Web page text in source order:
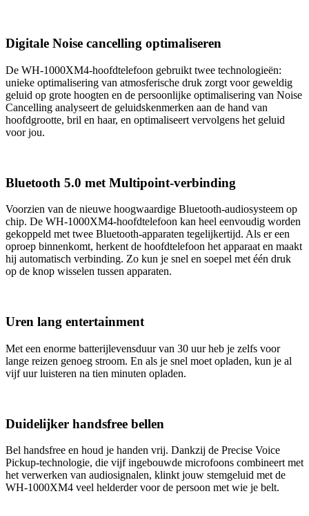
Digitale Noise cancelling optimaliseren
De WH-1000XM4-hoofdtelefoon gebruikt twee technologieën:
unieke optimalisering van atmosferische druk zorgt voor geweldig
geluid op grote hoogten en de persoonlijke optimalisering van Noise
Cancelling analyseert de geluidskenmerken aan de hand van
hoofdgrootte, bril en haar, en optimaliseert vervolgens het geluid
voor jou.
Bluetooth 5.0 met Multipoint-verbinding
Voorzien van de nieuwe hoogwaardige Bluetooth-audiosysteem op
chip. De WH-1000XM4-hoofdtelefoon kan heel eenvoudig worden
gekoppeld met twee Bluetooth-apparaten tegelijkertijd. Als er een
oproep binnenkomt, herkent de hoofdtelefoon het apparaat en maakt
hij automatisch verbinding. Zo kun je snel en soepel met één druk
op de knop wisselen tussen apparaten.
Uren lang entertainment
Met een enorme batterijlevensduur van 30 uur heb je zelfs voor
lange reizen genoeg stroom. En als je snel moet opladen, kun je al
vijf uur luisteren na tien minuten opladen.
Duidelijker handsfree bellen
Bel handsfree en houd je handen vrij. Dankzij de Precise Voice
Pickup-technologie, die vijf ingebouwde microfoons combineert met
het verwerken van audiosignalen, klinkt jouw stemgeluid met de
WH-1000XM4 veel helderder voor de persoon met wie je belt.